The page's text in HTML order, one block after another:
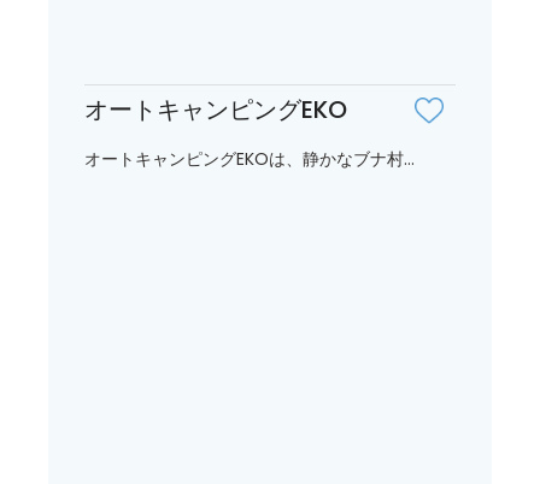
オートキャンピングEKO
オートキャンピングEKOは、静かなブナ村...